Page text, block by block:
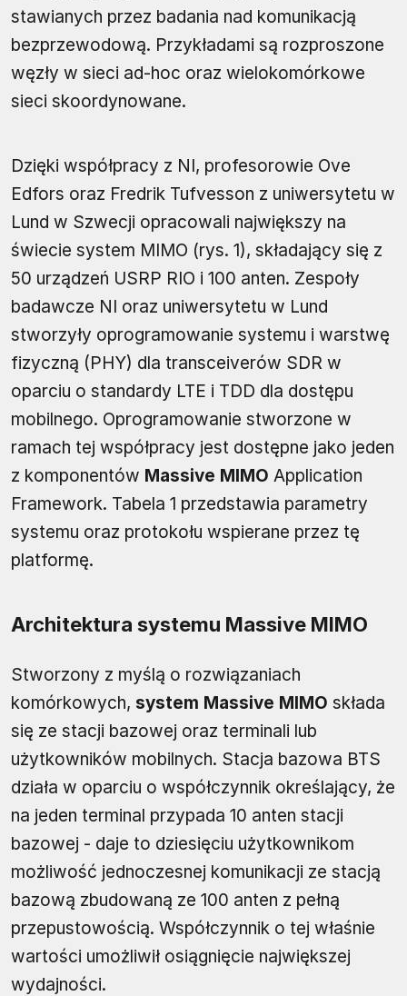
stawianych przez badania nad komunikacją
bezprzewodową. Przykładami są rozproszone
węzły w sieci ad-hoc oraz wielokomórkowe
sieci skoordynowane.
Dzięki współpracy z NI, profesorowie Ove
Edfors oraz Fredrik Tufvesson z uniwersytetu w
Lund w Szwecji opracowali największy na
świecie system MIMO (rys. 1), składający się z
50 urządzeń USRP RIO i 100 anten. Zespoły
badawcze NI oraz uniwersytetu w Lund
stworzyły oprogramowanie systemu i warstwę
fizyczną (PHY) dla transceiverów SDR w
oparciu o standardy LTE i TDD dla dostępu
mobilnego. Oprogramowanie stworzone w
ramach tej współpracy jest dostępne jako jeden
z komponentów Massive MIMO Application
Framework. Tabela 1 przedstawia parametry
systemu oraz protokołu wspierane przez tę
platformę.
Architektura systemu Massive MIMO
Stworzony z myślą o rozwiązaniach
komórkowych, system Massive MIMO składa
się ze stacji bazowej oraz terminali lub
użytkowników mobilnych. Stacja bazowa BTS
działa w oparciu o współczynnik określający, że
na jeden terminal przypada 10 anten stacji
bazowej - daje to dziesięciu użytkownikom
możliwość jednoczesnej komunikacji ze stacją
bazową zbudowaną ze 100 anten z pełną
przepustowością. Współczynnik o tej właśnie
wartości umożliwił osiągnięcie największej
wydajności.